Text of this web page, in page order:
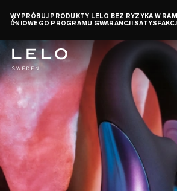
do
treści
JDZIEŃ ORGAZMU: ZAOSZCZĘDŹ DO 50%
ODBIERZ DARMOWĄ ZABAWKĘ
0 d 13 h 7 m 47 s